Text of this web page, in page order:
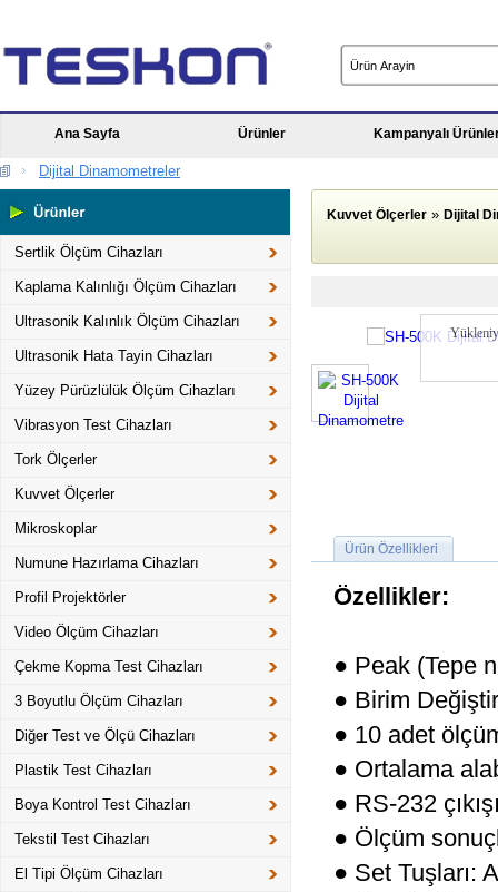
Ana Sayfa Ürünler Kampanyalı
Dijital Dinamometreler
Sertlik Ölçüm Cihazları
Kaplama Kalınlığı Ölçüm Cihazları
Ultrasonik Kalınlık Ölçüm Cihazları
Ultrasonik Hata Tayin Cihazları
Yüzey Pürüzlülük Ölçüm Cihazları
Vibrasyon Test Cihazları
Tork Ölçerler
Kuvvet Ölçerler
Mikroskoplar
Numune Hazırlama Cihazları
Profil Projektörler
Video Ölçüm Cihazları
Çekme Kopma Test Cihazları
3 Boyutlu Ölçüm Cihazları
Diğer Test ve Ölçü Cihazları
Plastik Test Cihazları
Boya Kontrol Test Cihazları
Tekstil Test Cihazları
El Tipi Ölçüm Cihazları
Kuvvet Ölçerler » Dijital
Ürün Özellikleri
Özellikler:
● Peak (Tepe
● Birim
● 10 adet
● Ortalama
● RS-232
● Ölçüm
● Set Tuşları: